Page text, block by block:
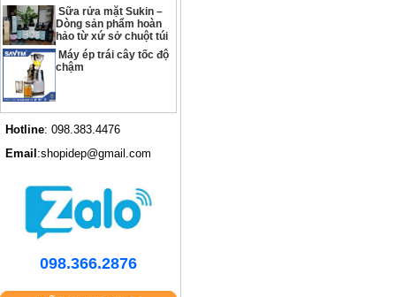
Sữa rửa mặt Sukin –
Dòng sản phẩm hoàn
hảo từ xứ sở chuột túi
Máy ép trái cây tốc độ
chậm
Hotline: 098.383.4476
Email :shopidep@gmail.com
098.366.2876